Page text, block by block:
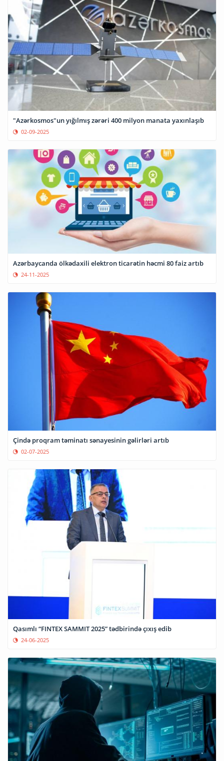
"Azərkosmos"un yığılmış zərəri 400 milyon manata yaxınlaşıb
02-09-2025
Azərbaycanda ölkədaxili elektron ticarətin həcmi 80 faiz artıb
24-11-2025
Çində proqram təminatı sənayesinin gəlirləri artıb
02-07-2025
Qasımlı “FINTEX SAMMIT 2025” tədbirində çıxış edib
24-06-2025